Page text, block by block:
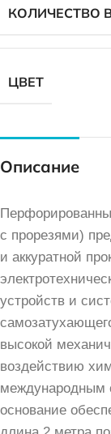
КОЛИЧЕСТВО
ЦВЕТ
Описание
с прорезями)
и аккуратной
устройств и
высокой
воздействию
международным
основание